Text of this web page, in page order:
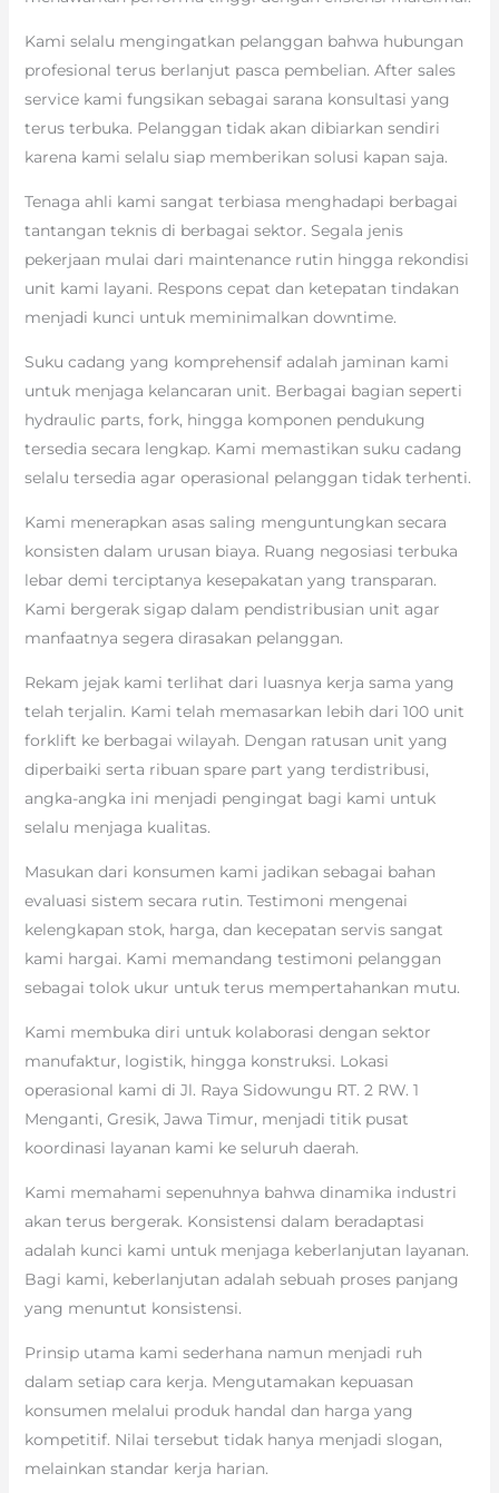
Kami selalu mengingatkan pelanggan bahwa hubungan
profesional terus berlanjut pasca pembelian. After sales
service kami fungsikan sebagai sarana konsultasi yang
terus terbuka. Pelanggan tidak akan dibiarkan sendiri
karena kami selalu siap memberikan solusi kapan saja.
Tenaga ahli kami sangat terbiasa menghadapi berbagai
tantangan teknis di berbagai sektor. Segala jenis
pekerjaan mulai dari maintenance rutin hingga rekondisi
unit kami layani. Respons cepat dan ketepatan tindakan
menjadi kunci untuk meminimalkan downtime.
Suku cadang yang komprehensif adalah jaminan kami
untuk menjaga kelancaran unit. Berbagai bagian seperti
hydraulic parts, fork, hingga komponen pendukung
tersedia secara lengkap. Kami memastikan suku cadang
selalu tersedia agar operasional pelanggan tidak terhenti.
Kami menerapkan asas saling menguntungkan secara
konsisten dalam urusan biaya. Ruang negosiasi terbuka
lebar demi terciptanya kesepakatan yang transparan.
Kami bergerak sigap dalam pendistribusian unit agar
manfaatnya segera dirasakan pelanggan.
Rekam jejak kami terlihat dari luasnya kerja sama yang
telah terjalin. Kami telah memasarkan lebih dari 100 unit
forklift ke berbagai wilayah. Dengan ratusan unit yang
diperbaiki serta ribuan spare part yang terdistribusi,
angka-angka ini menjadi pengingat bagi kami untuk
selalu menjaga kualitas.
Masukan dari konsumen kami jadikan sebagai bahan
evaluasi sistem secara rutin. Testimoni mengenai
kelengkapan stok, harga, dan kecepatan servis sangat
kami hargai. Kami memandang testimoni pelanggan
sebagai tolok ukur untuk terus mempertahankan mutu.
Kami membuka diri untuk kolaborasi dengan sektor
manufaktur, logistik, hingga konstruksi. Lokasi
operasional kami di Jl. Raya Sidowungu RT. 2 RW. 1
Menganti, Gresik, Jawa Timur, menjadi titik pusat
koordinasi layanan kami ke seluruh daerah.
Kami memahami sepenuhnya bahwa dinamika industri
akan terus bergerak. Konsistensi dalam beradaptasi
adalah kunci kami untuk menjaga keberlanjutan layanan.
Bagi kami, keberlanjutan adalah sebuah proses panjang
yang menuntut konsistensi.
Prinsip utama kami sederhana namun menjadi ruh
dalam setiap cara kerja. Mengutamakan kepuasan
konsumen melalui produk handal dan harga yang
kompetitif. Nilai tersebut tidak hanya menjadi slogan,
melainkan standar kerja harian.